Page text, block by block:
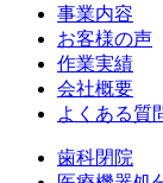
事業内容
お客様の声
作業実績
会社概要
よくある質
歯科閉院